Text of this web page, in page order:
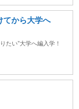
てから大学へ
たい”大学へ編入学！